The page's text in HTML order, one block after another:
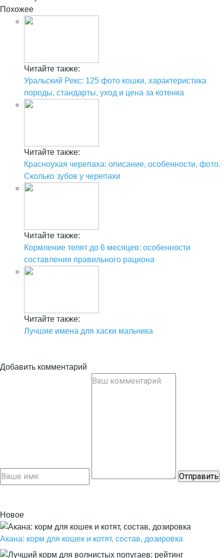
Похожее
Читайте также:
Уральский Рекс: 125 фото кошки, характеристика
породы, стандарты, уход и цена за котенка
Читайте также:
Красноухая черепаха: описание, особенности, фото.
Сколько зубов у черепахи
Читайте также:
Кормление телят до 6 месяцев: особенности
составления правильного рациона
Читайте также:
Лучшие имена для хаски мальчика
Добавить комментарий
Новое
Акана: корм для кошек и котят, состав, дозировка